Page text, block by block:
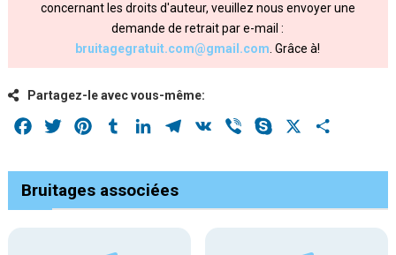
concernant les droits d'auteur, veuillez nous envoyer une
demande de retrait par e-mail :
bruitagegratuit.com@gmail.com . Grâce à!
Partagez-le avec vous-même:
Facebook
Twitter PinterestTumblrLinkedInTelegram
VK Viber Skype
Bruitages associées